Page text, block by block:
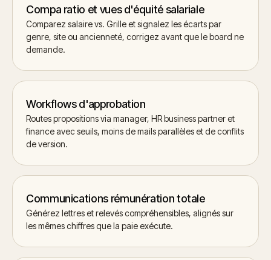
Compa ratio et vues d'équité salariale
Comparez salaire vs. Grille et signalez les écarts par
genre, site ou ancienneté, corrigez avant que le board ne
demande.
Workflows d'approbation
Routes propositions via manager, HR business partner et
finance avec seuils, moins de mails parallèles et de conflits
de version.
Communications rémunération totale
Générez lettres et relevés compréhensibles, alignés sur
les mêmes chiffres que la paie exécute.